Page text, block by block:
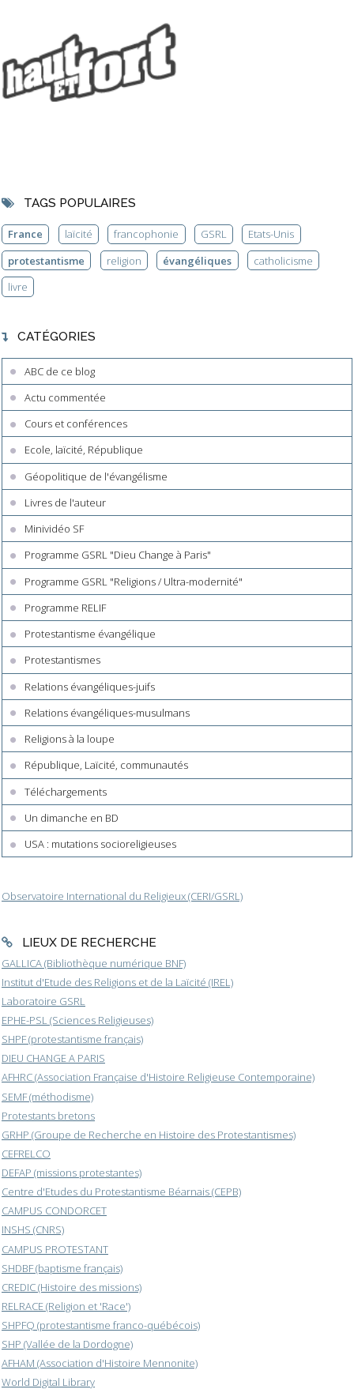
TAGS POPULAIRES
France laïcité francophonie GSRL
Etats-Unis
protestantisme
religion évangéliques
catholicisme
livre
CATÉGORIES
ABC de ce blog
Actu commentée
Cours et conférences
Ecole, laïcité, République
Géopolitique de l'évangélisme
Livres de l'auteur
Minividéo SF
Programme GSRL "Dieu Change à Paris"
Programme GSRL "Religions / Ultra-modernité"
Programme RELIF
Protestantisme évangélique
Protestantismes
Relations évangéliques-juifs
Relations évangéliques-musulmans
Religions à la loupe
République, Laïcité, communautés
Téléchargements
Un dimanche en BD
USA : mutations socioreligieuses
Observatoire International du Religieux (CERI/GSRL)
LIEUX DE RECHERCHE
GALLICA (Bibliothèque numérique BNF)
Institut d'Etude des Religions et de la Laïcité (IREL)
Laboratoire GSRL
EPHE-PSL (Sciences Religieuses)
SHPF (protestantisme français)
DIEU CHANGE A PARIS
AFHRC (Association Française d'Histoire Religieuse Contemporaine)
SEMF (méthodisme)
Protestants bretons
GRHP (Groupe de Recherche en Histoire des Protestantismes)
CEFRELCO
DEFAP (missions protestantes)
Centre d'Etudes du Protestantisme Béarnais (CEPB)
CAMPUS CONDORCET
INSHS (CNRS)
CAMPUS PROTESTANT
SHDBF (baptisme français)
CREDIC (Histoire des missions)
RELRACE (Religion et 'Race')
SHPFQ (protestantisme franco-québécois)
SHP (Vallée de la Dordogne)
AFHAM (Association d'Histoire Mennonite)
World Digital Library